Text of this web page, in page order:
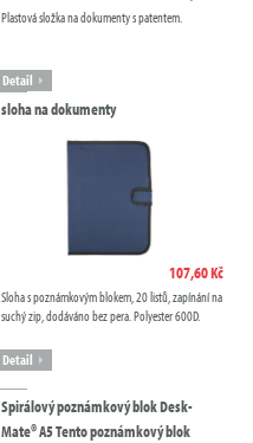
Plastová složka na dokumenty s patentem.
Detail
sloha na dokumenty
107,60 Kč
Sloha s poznámkovým blokem, 20 listů, zapínání na
suchý zip, dodáváno bez pera. Polyester 600D.
Detail
Spirálový poznámkový blok Desk-
Mate® A5 Tento poznámkový blok